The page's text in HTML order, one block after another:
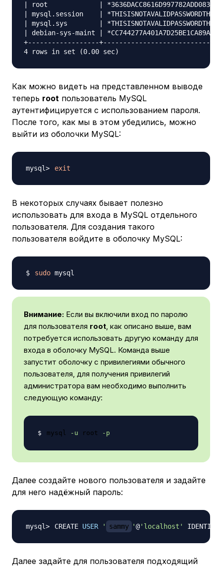
| root             |
| mysql.session    |
| mysql.sys        |
| debian-sys-maint |
+------------------
Как можно видеть на представленном выводе
теперь root пользователь MySQL
аутентифицируется с использованием пароля.
После того, как мы в этом убедились, можно
выйти из оболочки MySQL:
exit
В некоторых случаях бывает полезно
использовать для входа в MySQL отдельного
пользователя. Для создания такого
пользователя войдите в оболочку MySQL:
sudo
Внимание: Если вы включили вход по паролю
для пользователя root, как описано выше, вам
потребуется использовать другую команду для
входа в оболочку MySQL. Команда выше
запустит оболочку с привилегиями обычного
пользователя, для получения привилегий
администратора вам необходимо выполнить
следующую команду:
mysql -u root -p
Далее создайте нового пользователя и задайте
для него надёжный пароль:
CREATE USER ' sammy '@'localhost'
Далее задайте для пользователя подходящий